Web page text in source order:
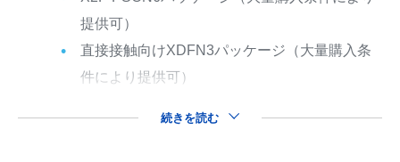
提供可）
直接接触向けXDFN3パッケージ（大量購入条
件により提供可）
続きを読む